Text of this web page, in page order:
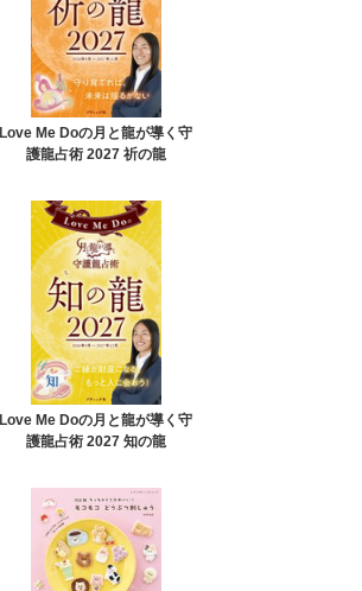
Love Me Doの月と龍が導く守
護龍占術 2027 祈の龍
Love Me Doの月と龍が導く守
護龍占術 2027 知の龍